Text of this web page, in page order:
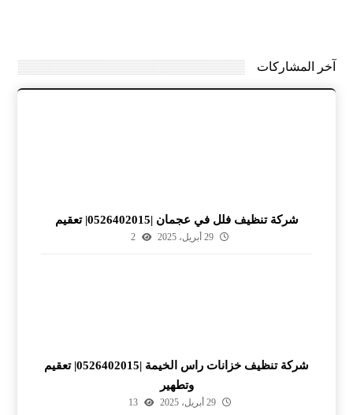
آخر المشاركات
شركة تنظيف فلل في عجمان |0526402015| تعقيم
29 أبريل، 2025 2
شركة تنظيف خزانات راس الخيمة |0526402015| تعقيم
وتطهير
29 أبريل، 2025 13